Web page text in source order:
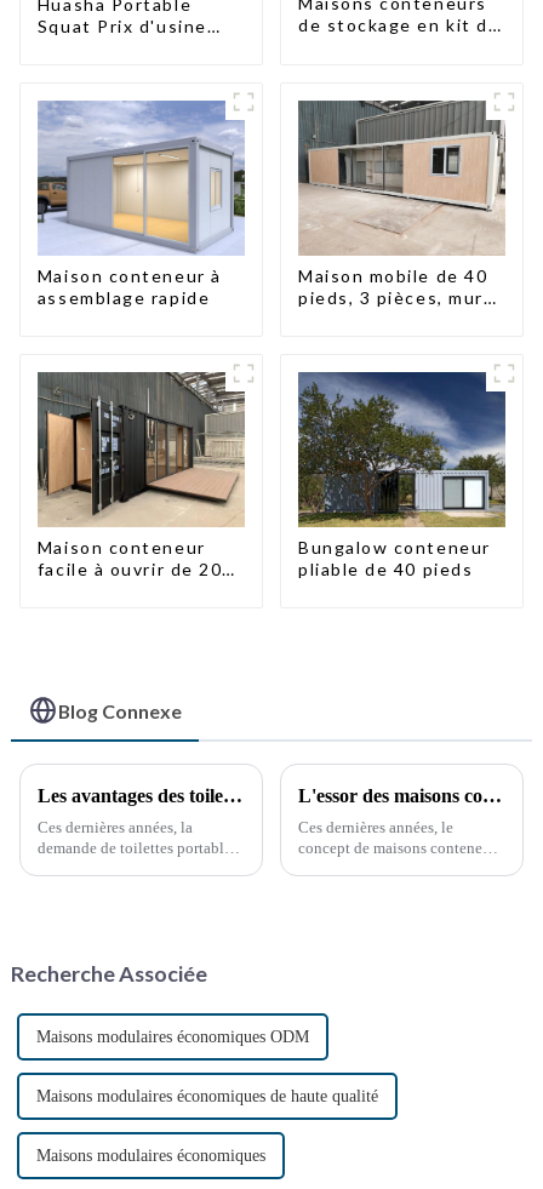
Squat Prix d'usine
préfabriquées
portables Vente
Personnalisée
Personnalisée
de stockage en kit de
être installés
Maison conteneur à
assemblage rapide
Maison mobile de 40
pieds, 3 pièces, murs
conteneur extensible,
3 chambres
Maison conteneur
facile à ouvrir de 20
Bungalow conteneur
pliable de 40 pieds
Blog Connexe
Les avantages des toilettes portables : une nécessité croissante
Ces dernières années, la
demande de toilettes portables
solutions sanitaires pratiques…
L'essor des maisons conteneurs : une solution de logement durable et innovante
Ces dernières années, le
concept de maisons conteneurs
Recherche Associée
Maisons modulaires économiques ODM
Maisons modulaires économiques de haute qualité
Maisons modulaires économiques